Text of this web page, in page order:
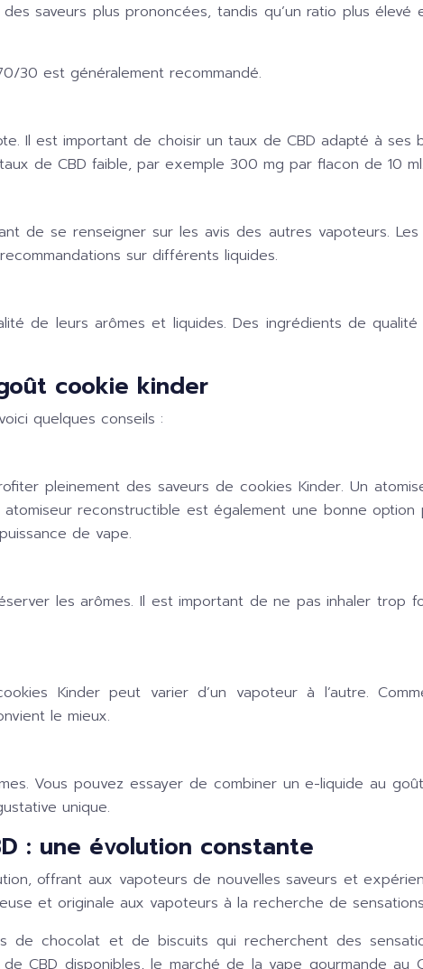
saveurs plus prononcées, tandis qu’un ratio plus
30 est généralement recommandé.
Il est important de choisir un taux de CBD adapté à ses
de CBD faible, par exemple 300 mg par flacon de 10 ml.
de se renseigner sur les avis des autres vapoteurs.
sur différents liquides.
de leurs arômes et liquides. Des ingrédients de
cookie kinder
quelques conseils :
pleinement des saveurs de cookies Kinder. Un
reconstructible est également une bonne
de vape.
les arômes. Il est important de ne pas inhaler trop
Kinder peut varier d’un vapoteur à l’autre.
le mieux.
Vous pouvez essayer de combiner un e-liquide au
unique.
: une évolution constante
offrant aux vapoteurs de nouvelles saveurs et
et originale aux vapoteurs à la recherche de
de chocolat et de biscuits qui recherchent des
CBD disponibles, le marché de la vape gourmande au